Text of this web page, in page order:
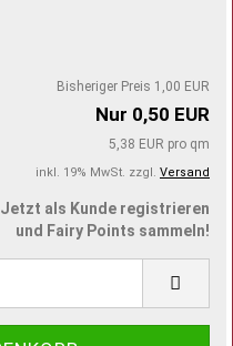
Bisheriger Preis 1,00 EUR
Nur 0,50 EUR
5,38 EUR pro qm
inkl. 19% MwSt. zzgl. Versand
Jetzt als Kunde registrieren
und Fairy Points sammeln!